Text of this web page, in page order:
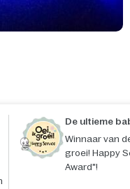
De ultieme
Winnaar van
groei! Happy
Award"!